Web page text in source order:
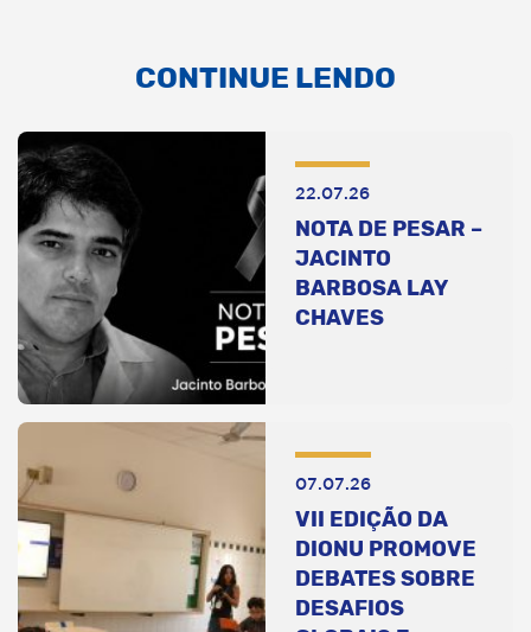
CONTINUE LENDO
22.07.26
NOTA DE PESAR –
JACINTO
BARBOSA LAY
CHAVES
07.07.26
VII EDIÇÃO DA
DIONU PROMOVE
DEBATES SOBRE
DESAFIOS